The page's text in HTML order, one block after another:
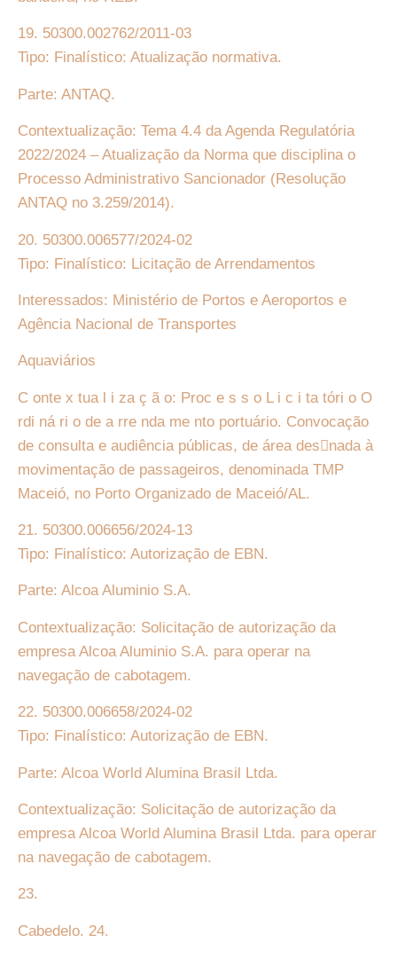
19. 50300.002762/2011-03
Tipo: Finalístico: Atualização normativa.
Parte: ANTAQ.
Contextualização: Tema 4.4 da Agenda Regulatória
2022/2024 – Atualização da Norma que disciplina o
Processo Administrativo Sancionador (Resolução
ANTAQ no 3.259/2014).
20. 50300.006577/2024-02
Tipo: Finalístico: Licitação de Arrendamentos
Interessados: Ministério de Portos e Aeroportos e
Agência Nacional de Transportes
Aquaviários
C onte x tua l i za ç ã o: Proc e s s o L i c i ta tóri o O
rdi ná ri o de a rre nda me nto portuário. Convocação
de consulta e audiência públicas, de área des􏰀nada à
movimentação de passageiros, denominada TMP
Maceió, no Porto Organizado de Maceió/AL.
21. 50300.006656/2024-13
Tipo: Finalístico: Autorização de EBN.
Parte: Alcoa Aluminio S.A.
Contextualização: Solicitação de autorização da
empresa Alcoa Aluminio S.A. para operar na
navegação de cabotagem.
22. 50300.006658/2024-02
Tipo: Finalístico: Autorização de EBN.
Parte: Alcoa World Alumina Brasil Ltda.
Contextualização: Solicitação de autorização da
empresa Alcoa World Alumina Brasil Ltda. para operar
na navegação de cabotagem.
23.
Cabedelo. 24.